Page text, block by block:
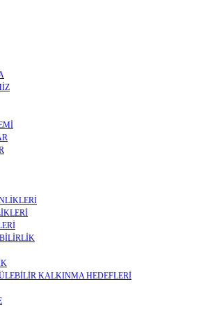
KALKINMA HEDEFLERİ